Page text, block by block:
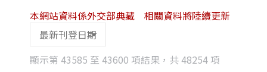
顯示第 43585 至 43600 項結果，共 48254 項
本網站資料係外交部典藏 相關資料將陸續更新